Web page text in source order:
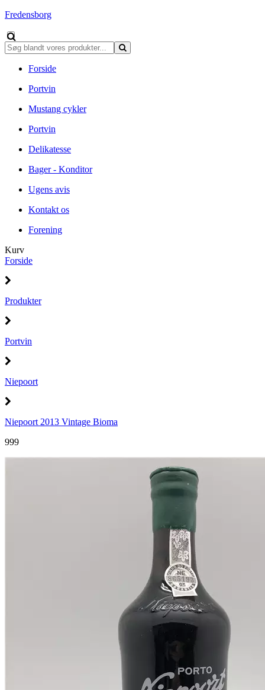
Fredensborg
Forside
Portvin
Mustang cykler
Portvin
Delikatesse
Bager - Konditor
Ugens avis
Kontakt os
Forening
Kurv
Forside
Produkter
Portvin
Niepoort
Niepoort 2013 Vintage Bioma
999